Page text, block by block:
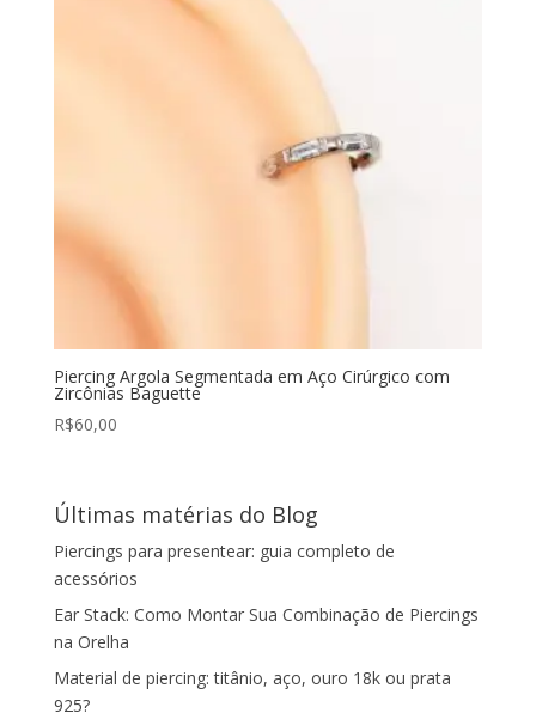
Piercing Argola Segmentada em Aço Cirúrgico com
Zircônias Baguette
R$60,00
Últimas matérias do Blog
Piercings para presentear: guia completo de
acessórios
Ear Stack: Como Montar Sua Combinação de Piercings
na Orelha
Material de piercing: titânio, aço, ouro 18k ou prata
925?